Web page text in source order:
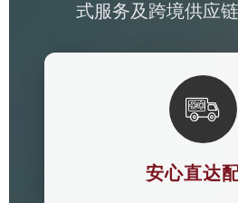
式服务及跨境供应链

安心直达